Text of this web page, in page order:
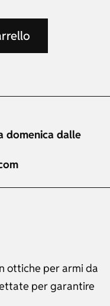
domenica dalle
ottiche per armi da
per garantire